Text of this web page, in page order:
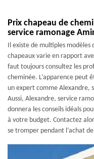
Prix chapeau de
service ramonage
Il existe de multiples modèles
chapeaux varie en rapport
faut toujours consultez les
cheminée. L’apparence peut
un expert comme Alexandre,
Aussi, Alexandre, service
donnera les conseils idéals
à votre budget. Contactez
se tromper pendant l’achat